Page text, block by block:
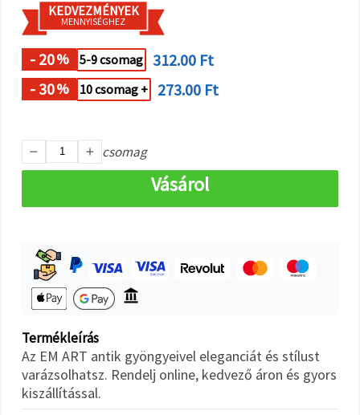
preferenciáit
az adott
típusú sütik
kiválasztásával
"Mentés"
gombra
kattintva.
Fogadja
Beállítások
KEDVEZMÉNYEK
MENNYISÉGHEZ
- 20% 5-9 csomag
312.00 Ft
- 30% 10 csomag + 273.00 Ft
csomag
Vásárol
Termékleírás
Az EM ART antik gyöngyeivel eleganciát és stílust
varázsolhatsz. Rendelj online, kedvező áron és gyors
kiszállítással.